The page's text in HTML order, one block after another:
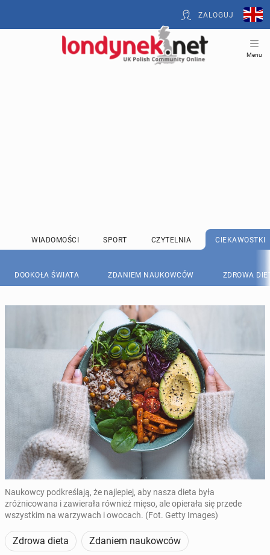
ZALOGUJ
Menu
WIADOMOŚCI SPORT CZYTELNIA CIEKAWOSTKI
DOOKOŁA ŚWIATA ZDANIEM NAUKOWCÓW ZDROWA
Naukowcy podkreślają, że najlepiej, aby nasza dieta była
zróżnicowana i zawierała również mięso, ale opierała się przede
wszystkim na warzywach i owocach. (Fot. Getty Images)
Zdrowa dieta Zdaniem naukowców